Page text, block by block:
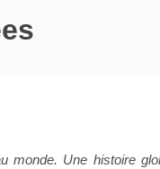
monde. Une histoire